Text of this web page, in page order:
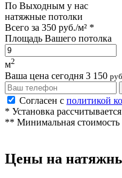
По Выходным у нас
натяжные потолки
Всего за 350 руб./м² *
Площадь Вашего потолка
м2
Ваша цена сегодня 3 150 руб.
Согласен с политикой
* Установка
** Минимальная стоимость
Цены на